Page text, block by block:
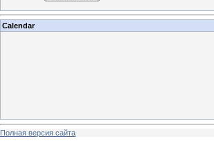
Calendar
Полная версия сайта